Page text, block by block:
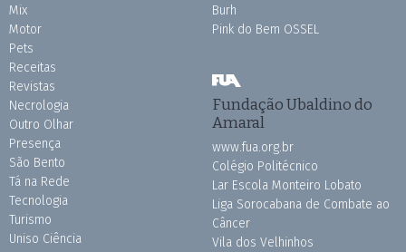
Mix
Motor
Pets
Receitas
Revistas
Necrologia
Outro Olhar
Presença
São Bento
Tá na Rede
Tecnologia
Turismo
Uniso Ciência
Burh
Pink do Bem OSSEL
Fundação Ubaldino do
Amaral
www.fua.org.br
Colégio Politécnico
Lar Escola Monteiro Lobato
Liga Sorocabana de Combate ao
Câncer
Vila dos Velhinhos